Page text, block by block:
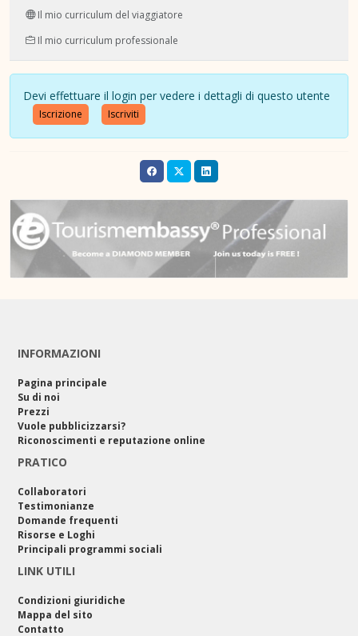
Il mio curriculum del viaggiatore
Il mio curriculum professionale
Devi effettuare il login per vedere i dettagli di questo utente
Iscrizione Iscriviti
INFORMAZIONI
Pagina principale
Su di noi
Prezzi
Vuole pubblicizzarsi?
Riconoscimenti e reputazione online
PRATICO
Collaboratori
Testimonianze
Domande frequenti
Risorse e Loghi
Principali programmi sociali
LINK UTILI
Condizioni giuridiche
Mappa del sito
Contatto